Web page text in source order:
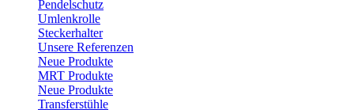
Pendelschutz
Umlenkrolle
Steckerhalter
Unsere Referenzen
Neue Produkte
MRT Produkte
Neue Produkte
Transferstühle